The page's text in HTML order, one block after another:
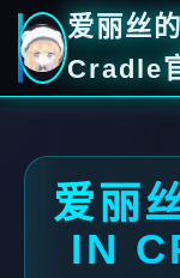
爱丽丝
Cradle
爱丽
IN